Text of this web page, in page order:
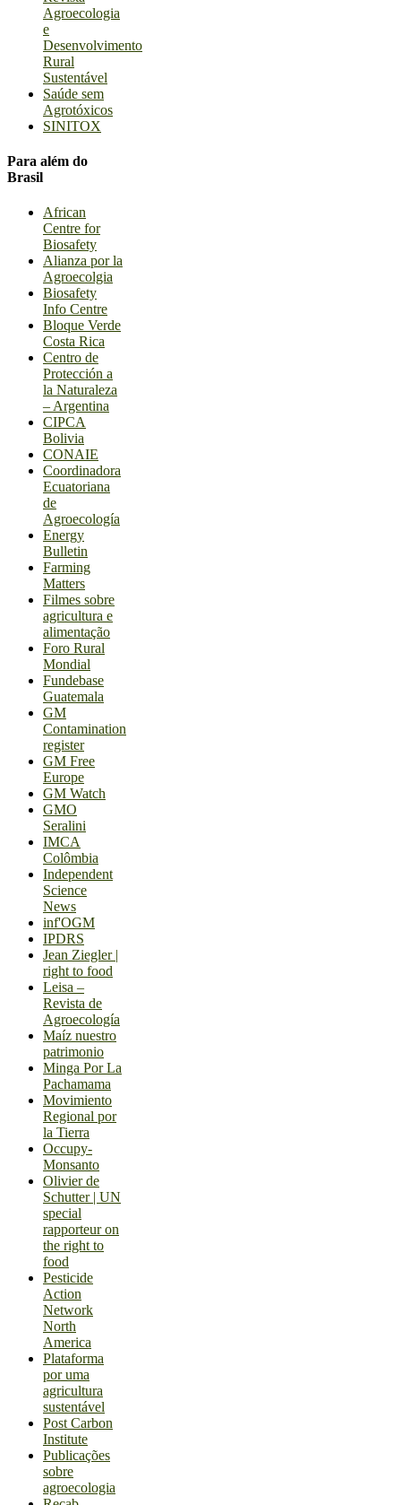
Agroecologia
e
Desenvolvimento
Rural
Sustentável
Saúde sem
Agrotóxicos
SINITOX
Para além do
Brasil
African
Centre for
Biosafety
Alianza por la
Agroecolgia
Biosafety
Info Centre
Bloque Verde
Costa Rica
Centro de
Protección a
la Naturaleza
– Argentina
CIPCA
Bolivia
CONAIE
Coordinadora
Ecuatoriana
de
Agroecología
Energy
Bulletin
Farming
Matters
Filmes sobre
agricultura e
alimentação
Foro Rural
Mondial
Fundebase
Guatemala
GM
Contamination
register
GM Free
Europe
GM Watch
GMO
Seralini
IMCA
Colômbia
Independent
Science
News
inf'OGM
IPDRS
Jean Ziegler |
right to food
Leisa –
Revista de
Agroecología
Maíz nuestro
patrimonio
Minga Por La
Pachamama
Movimiento
Regional por
la Tierra
Occupy-
Monsanto
Olivier de
Schutter | UN
special
rapporteur on
the right to
food
Pesticide
Action
Network
North
America
Plataforma
por uma
agricultura
sustentável
Post Carbon
Institute
Publicações
sobre
agroecologia